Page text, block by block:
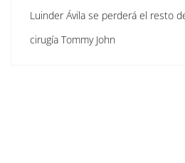
Luinder Ávila se perderá el resto
cirugía Tommy John